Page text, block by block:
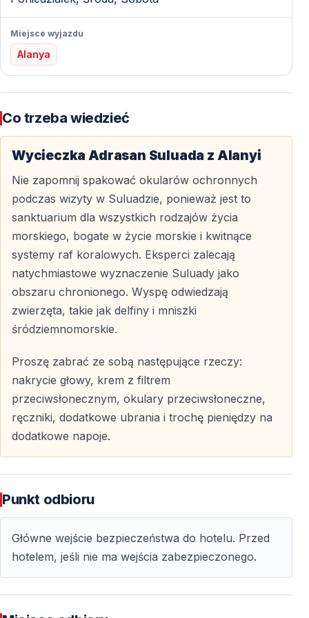
Suluada, ale trasa często obejmuje także zatoki
Adrasan i Cıralı. W trakcie rejsu serwowany jest lunch
na pokładzie, przygotowany z lokalnych produktów i
inspirowany tradycyjną kuchnią turecką.
Suluada posiada dwie główne plaże, idealne do
Zachodnia plaża Suluada
Większa z dwóch plaż znajduje się po zachodniej
stronie wyspy. Charakteryzuje się białymi kamykami z
domieszką drobnych, czarnych kamieni. Częściej
występują tu fale, co dodaje miejscu dzikiego
charakteru.
Północna plaża Suluada
osłonięte i zazwyczaj oferują spokojniejsze wody. To
właśnie tutaj najczęściej zatrzymują się łodzie, a turyści
chętnie wybierają to miejsce na pływanie i robienie
zdjęć.
Krystalicznie czysta woda i wyjątkowe
zjawisko naturalne
Niezwykły kolor i przejrzystość wody wokół Suluady
przypisywane są obecności otwornic –
mikroskopijnych organizmów, które wpływają na jasny,
mleczno-turkusowy odcień morza. Dzięki temu
Miejsce wyjazdu
Alanya
Co trzeba wiedzieć
Wycieczka Adrasan Suluada z Alanyi
Nie zapomnij spakować okularów ochronnych
podczas wizyty w Suluadzie, ponieważ jest to
sanktuarium dla wszystkich rodzajów życia
morskiego, bogate w życie morskie i kwitnące
systemy raf koralowych. Eksperci zalecają
natychmiastowe wyznaczenie Suluady jako
obszaru chronionego. Wyspę odwiedzają
zwierzęta, takie jak delfiny i mniszki
śródziemnomorskie.
Proszę zabrać ze sobą następujące rzeczy:
nakrycie głowy, krem z filtrem
przeciwsłonecznym, okulary przeciwsłoneczne,
ręczniki, dodatkowe ubrania i trochę pieniędzy na
dodatkowe napoje.
Punkt odbioru
Główne wejście bezpieczeństwa do hotelu. Przed
hotelem, jeśli nie ma wejścia zabezpieczonego.